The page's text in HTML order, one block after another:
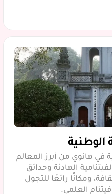
الوطنية‬
في هانوي من أبرز المعالم
الهادئة وحدائق
ومكانًا رائعًا للتجول
العلمي.